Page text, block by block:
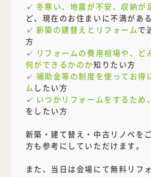
✓ 冬寒い、地震が不安、収納が
ど、現在のお住まいに不満があ
✓ 新築の建替えとリフォームで
方
✓ リフォームの費用相場や、ど
何ができるかのか知りたい方
✓ 補助金等の制度を使ってお得
ム したい方
✓ いつかリフォームをするため
をしたい方
新築・建て替え・中古リノベを
方も参考にしていただけます。
また、当日は会場にて無料リフ